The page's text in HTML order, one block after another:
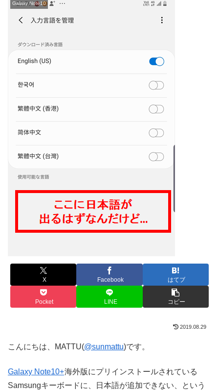
Galaxy Note10
X Facebook はてブ
Pocket LINE コピー
2019.08.29
こんにちは、MATTU(@sunmattu)です。
Galaxy Note10+海外版にプリインストールされている
Samsungキーボードに、日本語が追加できない、という